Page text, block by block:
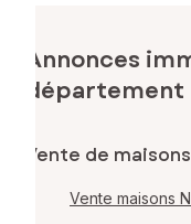
Annonces
département
Vente de maisons
Vente maisons